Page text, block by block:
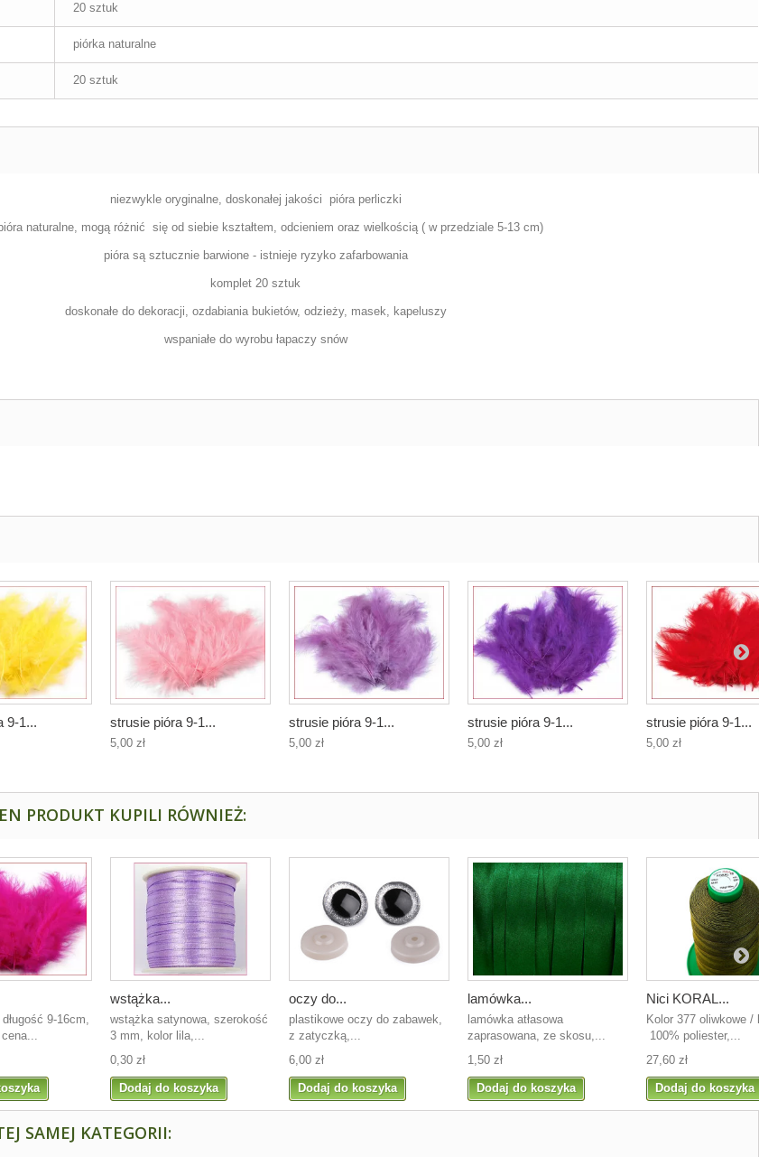
20 sztuk
piórka naturalne
20 sztuk
niezwykle oryginalne, doskonałej jakości pióra perliczki
naturalne, mogą różnić się od siebie kształtem, odcieniem oraz wielkością ( w przedziale 5-13 cm)
pióra są sztucznie barwione - istnieje ryzyko zafarbowania
komplet 20 sztuk
doskonałe do dekoracji, ozdabiania bukietów, odzieży, masek, kapeluszy
wspaniałe do wyrobu łapaczy snów
9-1... strusie pióra 9-1...
5,00 zł
strusie pióra 9-1...
5,00 zł
strusie pióra 9-1...
5,00 zł
strusie pióra 9-1...
5,00 zł
PRODUKT KUPILI RÓWNIEŻ:
9-16cm,
wstążka...
wstążka satynowa, szerokość
3 mm, kolor lila,...
0,30 zł
Dodaj do koszyka
oczy do...
plastikowe oczy do zabawek,
z zatyczką,...
6,00 zł
Dodaj do koszyka
lamówka...
lamówka atłasowa
zaprasowana, ze skosu,...
1,50 zł
Dodaj do koszyka
Nici KORAL...
Kolor 377 oliwkowe /
100% poliester,...
27,60 zł
Dodaj do koszyka
SAMEJ KATEGORII: